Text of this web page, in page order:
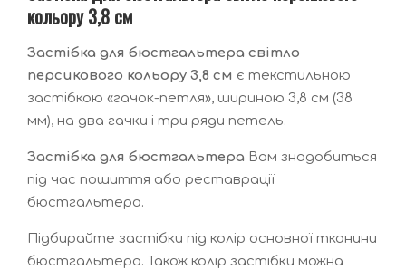
кольору 3,8 см
Застібка для бюстгальтера світло
персикового кольору 3,8 см є текстильною
застібкою «гачок-петля», шириною 3,8 см (38
мм), на два гачки і три ряди петель.
Застібка для бюстгальтера Вам знадобиться
під час пошиття або реставрації
бюстгальтера.
Підбирайте застібки під колір основної тканини
бюстгальтера. Також колір застібки можна